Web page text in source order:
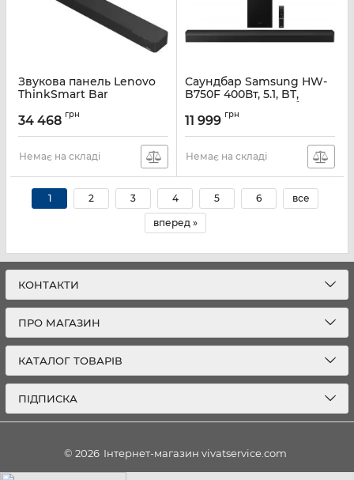
Звукова панель Lenovo
ThinkSmart Bar
34 468 грн
Немає на складі
Саундбар Samsung HW-
B750F 400Вт, 5.1, BT,
HDMI-ARC, USB, саб,
Dolby Digital 5.1, чорний
Артикул: HW-B750F/UA
11 999 грн
Немає на складі
1 2 3 4 5 6 все
вперед »
КОНТАКТИ
ПРО МАГАЗИН
КАТАЛОГ ТОВАРІВ
ПІДПИСКА
© 2026 Інтернет-магазин vivatservice.com